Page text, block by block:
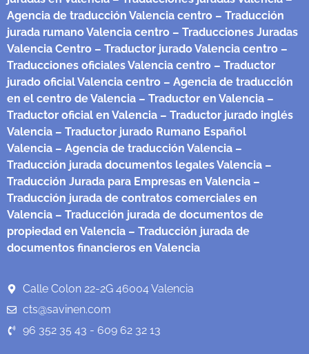
Agencia de traducción Valencia centro – Traducción
jurada rumano Valencia centro – Traducciones Juradas
Valencia Centro – Traductor jurado Valencia centro –
Traducciones oficiales Valencia centro – Traductor
jurado oficial Valencia centro – Agencia de traducción
en el centro de Valencia – Traductor en Valencia –
Traductor oficial en Valencia – Traductor jurado inglés
Valencia – Traductor jurado Rumano Español
Valencia – Agencia de traducción Valencia –
Traducción jurada documentos legales Valencia –
Traducción Jurada para Empresas en Valencia –
Traducción jurada de contratos comerciales en
Valencia – Traducción jurada de documentos de
propiedad en Valencia – Traducción jurada de
documentos financieros en Valencia
Calle Colon 22-2G 46004 Valencia
cts@savinen.com
96 352 35 43 - 609 62 32 13